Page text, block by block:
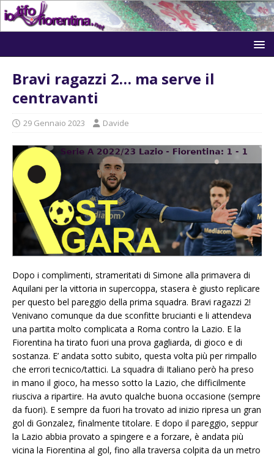
Bravi ragazzi 2… ma serve il
centravanti
29 Gennaio 2023 Davide
Dopo i complimenti, strameritati di Simone alla primavera di
Aquilani per la vittoria in supercoppa, stasera è giusto replicare
per questo bel pareggio della prima squadra. Bravi ragazzi 2!
Venivano comunque da due sconfitte brucianti e li attendeva
una partita molto complicata a Roma contro la Lazio. E la
Fiorentina ha tirato fuori una prova gagliarda, di gioco e di
sostanza. E’ andata sotto subito, questa volta più per rimpallo
che errori tecnico/tattici. La squadra di Italiano però ha preso
in mano il gioco, ha messo sotto la Lazio, che difficilmente
riusciva a ripartire. Ha avuto qualche buona occasione (sempre
da fuori). E sempre da fuori ha trovato ad inizio ripresa un gran
gol di Gonzalez, finalmente titolare. E dopo il pareggio, seppur
la Lazio abbia provato a spingere e a forzare, è andata più
vicina la Fiorentina al gol, fino alla traversa colpita da un metro